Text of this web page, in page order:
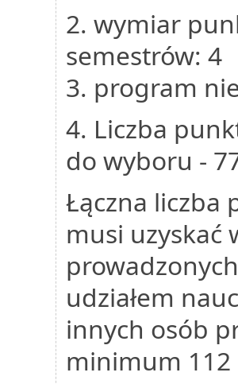
2. wymiar
semestrów: 4
3. program
4. Liczba
do wyboru -
Łączna liczba
musi uzyskać
udziałem
innych osób
minimum 112